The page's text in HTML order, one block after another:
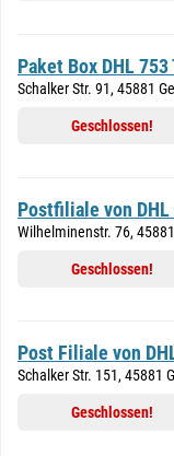
Paket Box DHL
Schalker Str. 91, 45881
Geschlossen!
Postfiliale von
Wilhelminenstr. 76,
Geschlossen!
Post Filiale von
Schalker Str. 151, 45881
Geschlossen!